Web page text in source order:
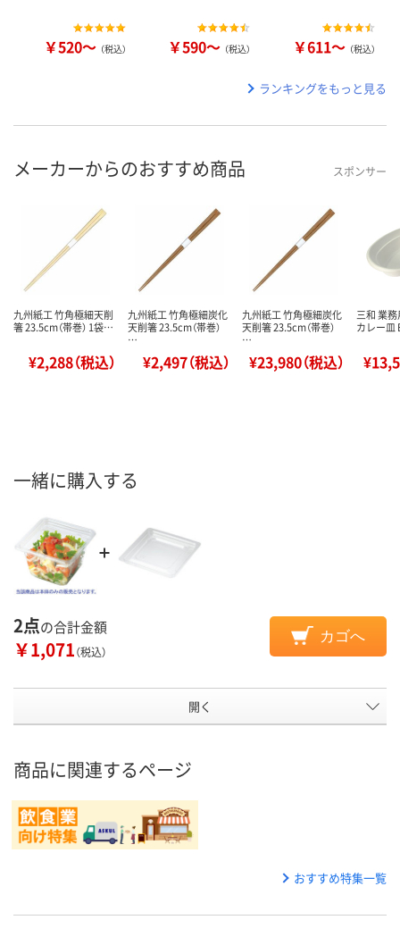
￥520～ （税込） ￥590～ （税込） ￥611～ （税込）
ランキングをもっと見る
メーカーからのおすすめ商品 スポンサー
九州紙工 竹角極細天削
箸 23.5cm（帯巻） 1袋…
¥2,288（税込）
九州紙工 竹角極細炭化
天削箸 23.5cm（帯巻）
…
¥2,497（税込）
九州紙工 竹角極細炭化
天削箸 23.5cm（帯巻）
…
¥23,980（税込）
三和 業
カレー皿
一緒に購入する
2点の合計金額
￥1,071（税込）
カゴへ
開く
商品に関連するページ
おすすめ特集一覧